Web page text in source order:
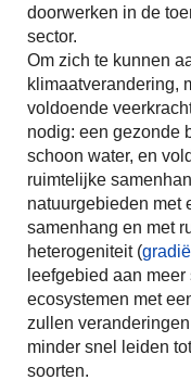
doorwerken in de
sector.
Om zich te kunnen
klimaatverandering,
voldoende
nodig: een gezonde
schoon water, en
ruimtelijke
natuurgebieden met
samenhang en met
heterogeniteit (
leefgebied aan meer
ecosystemen met
zullen
minder snel leiden
soorten.